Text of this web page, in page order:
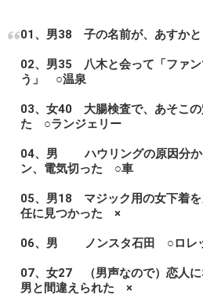
01、男38 子の名前が、あすか
02、男35 八木と会って「ファン
う」 ○温泉
03、女40 大腸検査で、あそこの
た ○ランジェリー
04、男 ハウリングの原因分か
ン、電気切った ○車
05、男18 マジック用の女下着を
任に見つかった ×
06、男 ノンスタ石田 ○ロレ
07、女27 （男声なので）恋人に
男と間違えられた ×